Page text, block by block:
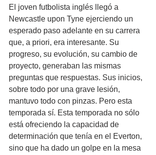
El joven futbolista inglés llegó a
Newcastle upon Tyne ejerciendo un
esperado paso adelante en su carrera
que, a priori, era interesante. Su
progreso, su evolución, su cambio de
proyecto, generaban las mismas
preguntas que respuestas. Sus inicios,
sobre todo por una grave lesión,
mantuvo todo con pinzas. Pero esta
temporada sí. Esta temporada no sólo
está ofreciendo la capacidad de
determinación que tenía en el Everton,
sino que ha dado un golpe en la mesa